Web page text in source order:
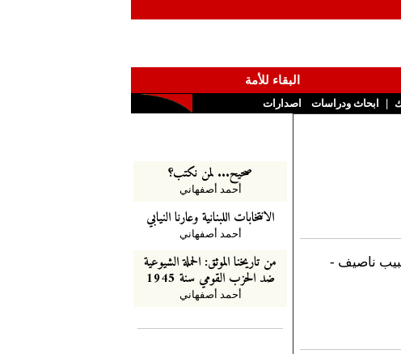
البقاء للأمة
| ابحاث ودراسات اصدارات
صحيح... لمن نكتب؟
أحمد أصفهاني
الانتخابات اللبنانية وعارنا النيابي
أحمد أصفهاني
من تاريخنا الموثق: الحملة الشيوعية
ضد الحزب القومي سنة 1945
أحمد أصفهاني
ناصيف -